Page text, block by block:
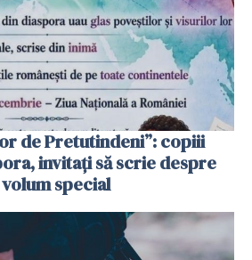
de Pretutindeni”: copiii
invitați să scrie despre
special